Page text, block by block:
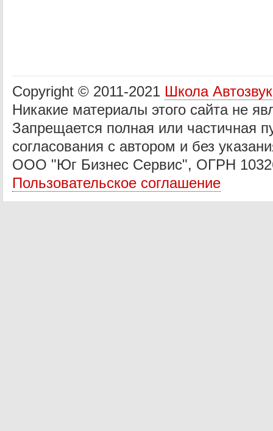
Copyright © 2011-2021 Школа
Никакие материалы этого сайта не
Запрещается полная или частичная
согласования с автором и без
ООО "Юг Бизнес Сервис", ОГРН
Пользовательское соглашение